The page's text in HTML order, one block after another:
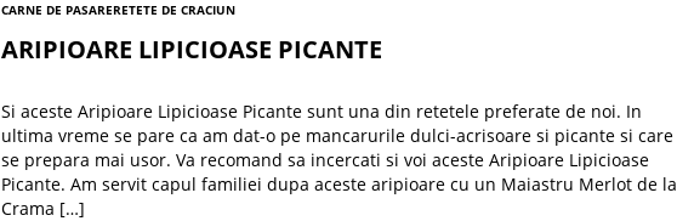
CARNE DE PASARERETETE DE CRACIUN
ARIPIOARE LIPICIOASE PICANTE
Si aceste Aripioare Lipicioase Picante sunt una din retetele preferate de noi. In
ultima vreme se pare ca am dat-o pe mancarurile dulci-acrisoare si picante si care
se prepara mai usor. Va recomand sa incercati si voi aceste Aripioare Lipicioase
Picante. Am servit capul familiei dupa aceste aripioare cu un Maiastru Merlot de la
Crama […]